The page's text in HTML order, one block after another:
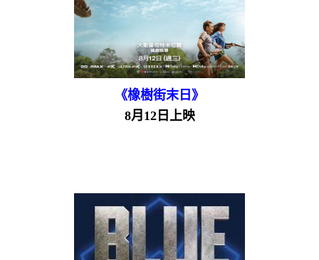
《橡樹街末日》
8月12日上映